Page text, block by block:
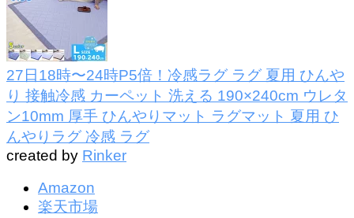
27日18時〜24時P5倍！冷感ラグ ラグ 夏用 ひんや
り 接触冷感 カーペット 洗える 190×240cm ウレタ
ン10mm 厚手 ひんやりマット ラグマット 夏用 ひ
んやりラグ 冷感 ラグ
created by Rinker
Amazon
楽天市場